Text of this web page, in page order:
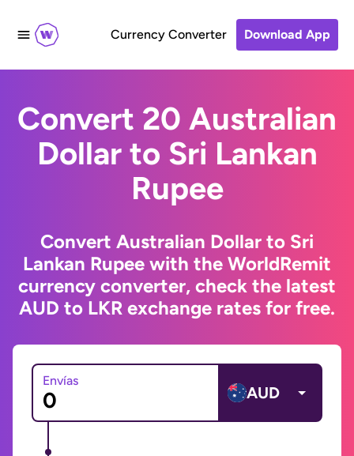
Currency Converter Download App
Convert 20 Australian
Dollar to Sri Lankan
Rupee
Convert Australian Dollar to Sri
Lankan Rupee with the WorldRemit
currency converter, check the latest
AUD to LKR exchange rates for free.
Envías
AUD